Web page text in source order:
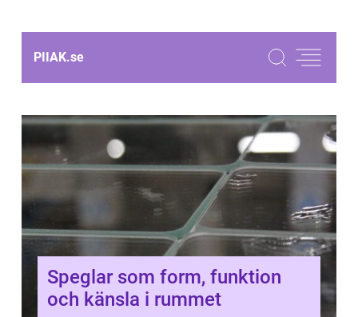
PIIAK.se
Speglar som form, funktion
och känsla i rummet